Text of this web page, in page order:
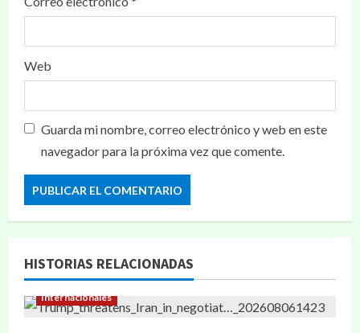
Web
Guarda mi nombre, correo electrónico y web en este
navegador para la próxima vez que comente.
HISTORIAS RELACIONADAS
Internacionales